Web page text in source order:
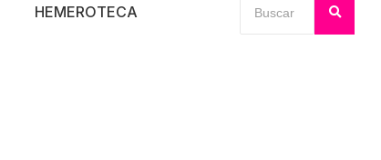
HEMEROTECA